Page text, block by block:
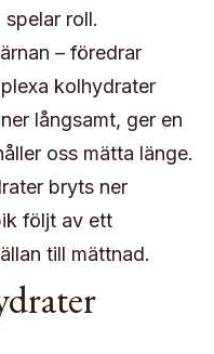
roll.
– föredrar
kolhydrater
långsamt, ger en
oss mätta länge.
bryts ner
följt av ett
till mättnad.